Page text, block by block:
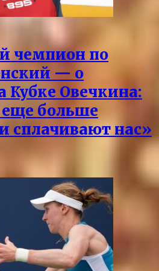
чемпион по
— о
Кубке Овечкина:
больше
сплачивают нас»